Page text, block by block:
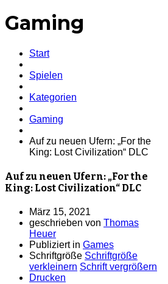
Gaming
Start
Spielen
Kategorien
Gaming
Auf zu neuen Ufern: „For the
King: Lost Civilization“ DLC
Auf zu neuen Ufern: „For the
King: Lost Civilization“ DLC
März 15, 2021
geschrieben von Thomas
Heuer
Publiziert in Games
Schriftgröße Schriftgröße
verkleinern Schrift vergrößern
Drucken